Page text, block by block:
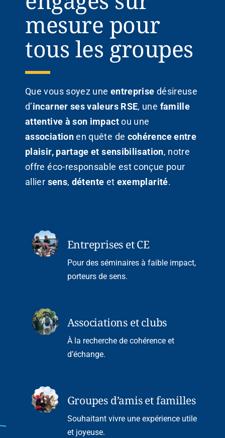
mesure pour
tous les groupes
Que vous soyez une entreprise désireuse
d’incarner ses valeurs RSE, une famille
attentive à son impactou une
associationen quête de cohérence entre
plaisir, partage et sensibilisation, notre
offre éco-responsable est conçue pour
allier sens, détente et exemplarité.
Entreprises et CE
Pour des séminaires à faible impact,
porteurs de sens.
Associations et clubs
À la recherche de cohérence et
d’échange.
Groupes d’amis et familles
Souhaitant vivre une expérience utile
et joyeuse.